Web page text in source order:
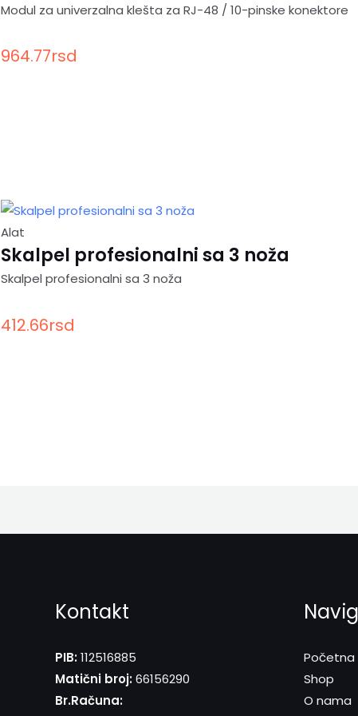
Modul za univerzalna klešta za RJ-48 / 10-pinske konektore
964.77rsd
Alat
Skalpel profesionalni sa 3 noža
Skalpel profesionalni sa 3 noža
412.66rsd
Kontakt
PIB:112516885
Matični broj:66156290
Br.Računa:
Početna
Shop
O nama